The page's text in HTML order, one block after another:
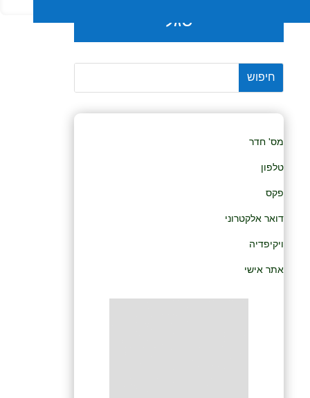
סגל
מס' חדר
טלפון
פקס
דואר אלקטרוני
ויקיפדיה
אתר אישי